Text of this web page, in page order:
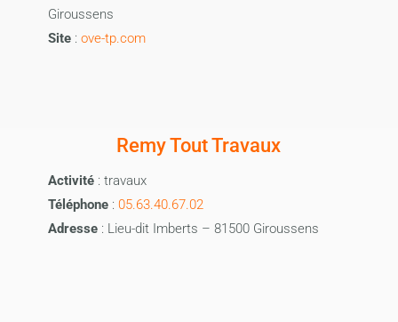
Giroussens
Site: ove-tp.com
Remy Tout Travaux
Activité : travaux
Téléphone: 05.63.40.67.02
Adresse : Lieu-dit Imberts – 81500 Giroussens